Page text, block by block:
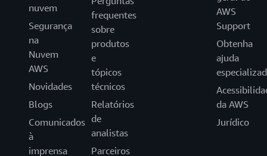
nuvem
Segurança
na
Nuvem
AWS
Novidades
Blogs
Comunicados
à
imprensa
frequentes
sobre
produtos
e
tópicos
técnicos
Relatórios
de
analistas
Parceiros
AWS
Support
Obtenha
ajuda
da AWS
Jurídico